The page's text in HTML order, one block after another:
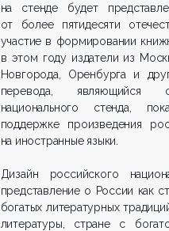
на стенде будет
от более пятидесяти
участие в формировании
в этом году издатели из
Новгорода, Оренбурга и
перевода, являющийся
национального стенда,
поддержке произведения
на иностранные языки.
Дизайн российского
представление о России как
богатых литературных
литературы, стране с